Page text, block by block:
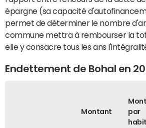
épargne (sa capacité
permet de déterminer le nombre
commune mettra à rembourser la
elle y consacre tous les ans
Endettement de Bohal en
Montant
par